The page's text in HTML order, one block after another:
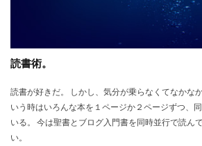
読書術。
読書が好きだ。 しかし、気分が乗らなくてなかな
いう時はいろんな本を１ページか２ページずつ、
いる。 今は聖書とブログ入門書を同時並行で読ん
い。